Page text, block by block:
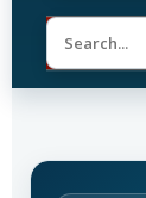
Α
α
ζ